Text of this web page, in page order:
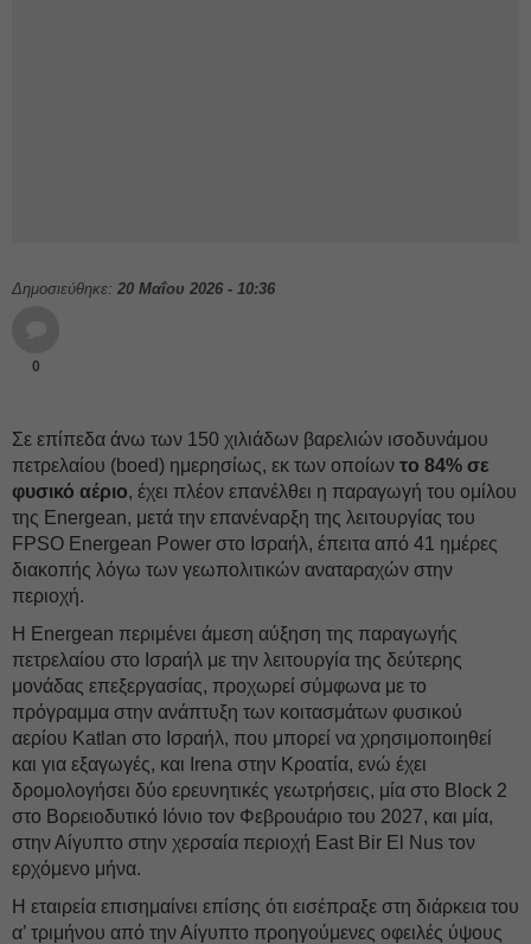
Δημοσιεύθηκε: 20 Μαΐου 2026 - 10:36
0
Σε επίπεδα άνω των 150 χιλιάδων βαρελιών ισοδυνάμου
πετρελαίου (boed) ημερησίως, εκ των οποίων το 84% σε
φυσικό αέριο, έχει πλέον επανέλθει η παραγωγή του ομίλου
της Energean, μετά την επανέναρξη της λειτουργίας του
FPSO Energean Power στο Ισραήλ, έπειτα από 41 ημέρες
διακοπής λόγω των γεωπολιτικών αναταραχών στην
περιοχή.
Η Energean περιμένει άμεση αύξηση της παραγωγής
πετρελαίου στο Ισραήλ με την λειτουργία της δεύτερης
μονάδας επεξεργασίας, προχωρεί σύμφωνα με το
πρόγραμμα στην ανάπτυξη των κοιτασμάτων φυσικού
αερίου Katlan στο Ισραήλ, που μπορεί να χρησιμοποιηθεί
και για εξαγωγές, και Irena στην Κροατία, ενώ έχει
δρομολογήσει δύο ερευνητικές γεωτρήσεις, μία στο Block 2
στο Βορειοδυτικό Ιόνιο τον Φεβρουάριο του 2027, και μία,
στην Αίγυπτο στην χερσαία περιοχή East Bir El Nus τον
ερχόμενο μήνα.
Η εταιρεία επισημαίνει επίσης ότι εισέπραξε στη διάρκεια του
α’ τριμήνου από την Αίγυπτο προηγούμενες οφειλές ύψους